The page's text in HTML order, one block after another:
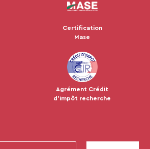
Certification
Mase
Agrément Crédit
d'impôt recherche